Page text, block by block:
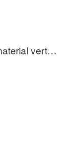
Messe-Promoter (m/w/d) / Promomaterial verteilen